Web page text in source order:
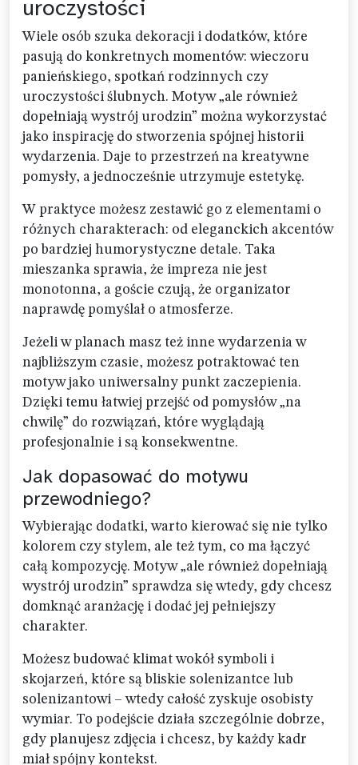
uroczystości
Wiele osób szuka dekoracji i dodatków, które
pasują do konkretnych momentów: wieczoru
panieńskiego, spotkań rodzinnych czy
uroczystości ślubnych. Motyw „ale również
dopełniają wystrój urodzin” można wykorzystać
jako inspirację do stworzenia spójnej historii
wydarzenia. Daje to przestrzeń na kreatywne
pomysły, a jednocześnie utrzymuje estetykę.
W praktyce możesz zestawić go z elementami o
różnych charakterach: od eleganckich akcentów
po bardziej humorystyczne detale. Taka
mieszanka sprawia, że impreza nie jest
monotonna, a goście czują, że organizator
naprawdę pomyślał o atmosferze.
Jeżeli w planach masz też inne wydarzenia w
najbliższym czasie, możesz potraktować ten
motyw jako uniwersalny punkt zaczepienia.
Dzięki temu łatwiej przejść od pomysłów „na
chwilę” do rozwiązań, które wyglądają
profesjonalnie i są konsekwentne.
Jak dopasować do motywu
przewodniego?
Wybierając dodatki, warto kierować się nie tylko
kolorem czy stylem, ale też tym, co ma łączyć
całą kompozycję. Motyw „ale również dopełniają
wystrój urodzin” sprawdza się wtedy, gdy chcesz
domknąć aranżację i dodać jej pełniejszy
charakter.
Możesz budować klimat wokół symboli i
skojarzeń, które są bliskie solenizantce lub
solenizantowi – wtedy całość zyskuje osobisty
wymiar. To podejście działa szczególnie dobrze,
gdy planujesz zdjęcia i chcesz, by każdy kadr
miał spójny kontekst.